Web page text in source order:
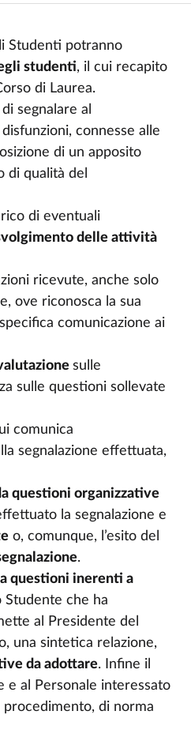
Studenti potranno
studenti, il cui recapito
di Laurea.
segnalare al
connesse alle
di un apposito
di qualità del
di eventuali
delle attività
ricevute, anche solo
ove riconosca la sua
comunicazione ai
sulle
sulle questioni sollevate
comunica
segnalazione effettuata,
questioni organizzative
la segnalazione e
o, comunque, l’esito del
.
questioni inerenti a
Studente che ha
al Presidente del
una sintetica relazione,
da adottare. Infine il
e al Personale interessato
procedimento, di norma